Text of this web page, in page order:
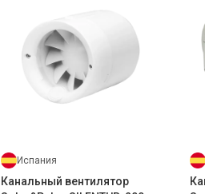
Испания
Канальный вентилятор